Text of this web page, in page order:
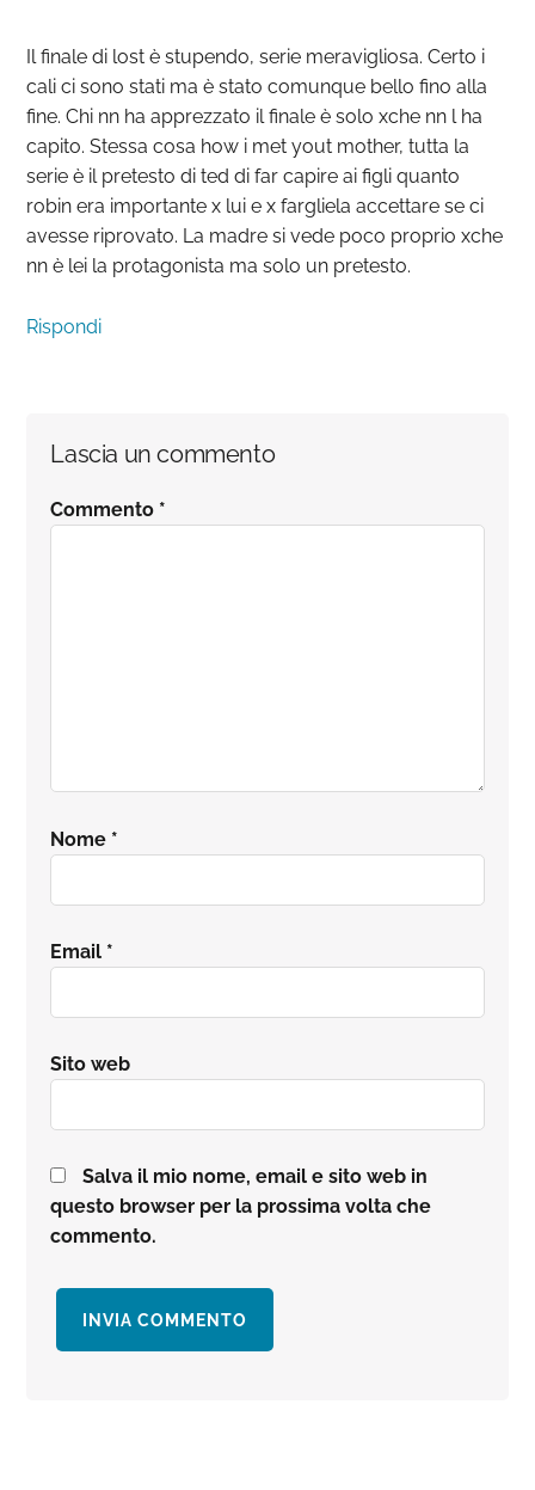
Il finale di lost è stupendo, serie meravigliosa. Certo i
cali ci sono stati ma è stato comunque bello fino alla
fine. Chi nn ha apprezzato il finale è solo xche nn l ha
capito. Stessa cosa how i met yout mother, tutta la
serie è il pretesto di ted di far capire ai figli quanto
robin era importante x lui e x fargliela accettare se ci
avesse riprovato. La madre si vede poco proprio xche
nn è lei la protagonista ma solo un pretesto.
Rispondi
Lascia un commento
Commento *
Nome *
Email *
Sito web
Salva il mio nome, email e sito web in
questo browser per la prossima volta che
commento.